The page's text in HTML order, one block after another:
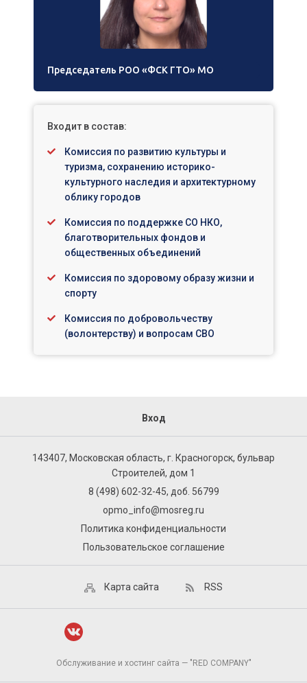
Председатель РОО «ФСК ГТО» МО
Входит в состав:
Комиссия по развитию культуры и
туризма, сохранению историко-
культурного наследия и архитектурному
облику городов
Комиссия по поддержке СО НКО,
благотворительных фондов и
общественных объединений
Комиссия по здоровому образу жизни и
спорту
Комиссия по добровольчеству
(волонтерству) и вопросам СВО
Вход
143407, Московская область, г. Красногорск, бульвар
Строителей, дом 1
8 (498) 602-32-45, доб. 56799
opmo_info@mosreg.ru
Политика конфиденциальности
Пользовательское соглашение
Карта сайта RSS
Обслуживание и хостинг сайта — "RED COMPANY"